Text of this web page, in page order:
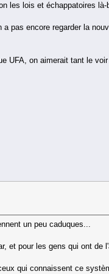
les lois et échappatoires là-
pas encore regarder la
UFA, on aimerait tant le
un peu caduques...
et pour les gens qui ont de
qui connaissent ce